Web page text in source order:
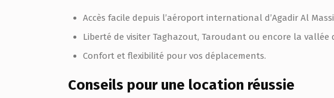
Accès facile depuis l’aéroport international d’Agadir Al
Liberté de visiter Taghazout, Taroudant ou encore la vallée
Confort et flexibilité pour vos déplacements.
Conseils pour une location réussie